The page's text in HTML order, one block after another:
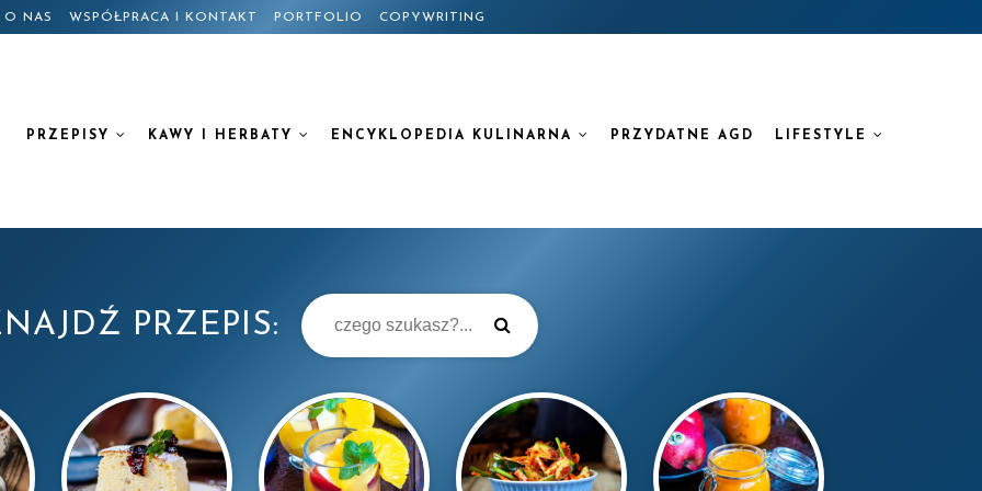
O NAS WSPÓŁPRACA I KONTAKT PORTFOLIO COPYWRITING
PRZEPISY KAWY I HERBATY ENCYKLOPEDIA KULINARNA PRZYDATNE AGD LIFESTYLE
PRZEPIS: